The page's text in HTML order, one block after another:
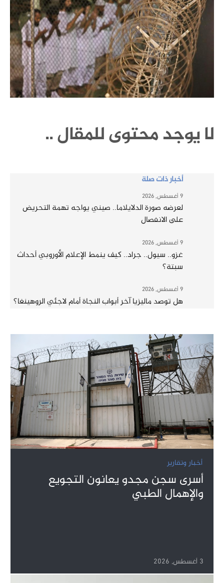
لا يوجد محتوى للمقال ..
أخبار ذات صلة
9 أغسطس, 2026
لعرضه صورة الدلايلاما.. صيني يواجه تهمة التحريض
على الانفصال
9 أغسطس, 2026
غزو.. سيول.. جراد.. كيف ينمط الإعلام الأوروبي أحداث
سبتة؟
9 أغسطس, 2026
هل توصد ماليزيا آخر أبواب النجاة أمام لاجئي الروهينغا؟
أخبار وتقارير
أسرى سجن مجدو يعانون التجويع
والإهمال الطبي
3 أغسطس, 2026